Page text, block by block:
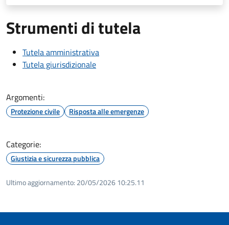
Strumenti di tutela
Tutela amministrativa
Tutela giurisdizionale
Argomenti:
Protezione civile Risposta alle emergenze
Categorie:
Giustizia e sicurezza pubblica
Ultimo aggiornamento: 20/05/2026 10:25.11